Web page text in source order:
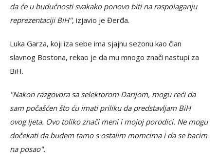
da će u budućnosti svakako ponovo biti na raspolaganju
reprezentaciji BiH", izjavio je Đerđa.
Luka Garza, koji iza sebe ima sjajnu sezonu kao član
slavnog Bostona, rekao je da mu mnogo znači nastupi za
BiH.
"Nakon razgovora sa selektorom Darijom, mogu reći da
sam počašćen što ću imati priliku da predstavljam BiH
ovog ljeta. Ovo toliko znači meni i mojoj porodici. Ne mogu
dočekati da budem tamo s ostalim momcima i da se bacim
na posao".